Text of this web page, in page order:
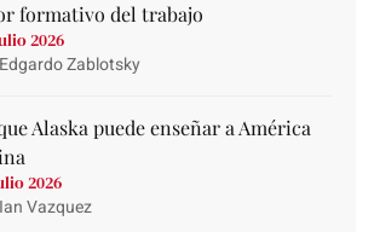
formativo del trabajo
2026
Zablotsky
Alaska puede enseñar a América
2026
Vazquez